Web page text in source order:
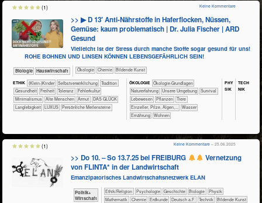
>> ▶ D 13′ Anti-Nährstoffe in Haferflocken, Nüssen,
Gemüse: kaum problematisch | Dr. Julia Fischer | ARD
Gesund
Vielleicht ist der Stress durch manche Stoffe sogar gesund für uns!
ROHE BOHNEN UND LINSEN KÖNNEN LEBENSGEFÄHRLICH SEIN!
​​​​​​Biologie ​Haus­wirtschaft ​​​​​​​​Ökologie ​​​​​Chemie Bildende Kunst
ETHIK (Klein-)Kinder ​​​​​​​​​​​​​​​​​​​​​​​​​​​​​​​​​​​​​​​​Selbst­verwirklichung
​​​​​​​​​​​Tradition
​​​​​​Gesundheit
​​​Freiheit ​​​Toleranz
​​Fehlerkultur
​​Minimalismus
Alte Menschen Armut
DAS GLÜCK
Langlebigkeit
LUXUS Persönliche Meilensteine
ÖKO​LOGIE ​​​​​​​​​​​​​​​​Ökologie-Grundlagen
​​​​​​​​​​​​​Naturerfahrung
​​​​​​​​​​​​​Unsere Umgebung
​​​​​​​​​​​​Survival
​​​​​​​​​Lebewesen
​​​​​​​​​Pflanzen
​​​​​​​​Tiere
​​​​​​​Einzeller, Pilze, Algen,...
​​​​​​Wasser
​​​​Ernährung
​​​​Wohnen
PHY​
SIK
TECH​
NIK
Keine Kommentare
(1)
>> Do 10. – So 13.7.25 bei FREIBURG
Vernetzung
von FLINTA* in der Landwirtschaft
Emanzipatorisches Landwirtschaftsnetzwerk ELAN
​​​​​​​​​Politik+​
Wirtschaft
​​​​​​​​​​Ethik/​Religion ​​​​​​​​​​Psychologie ​​​​​​​​Geschichte ​​​​​​​Biologie
​​​​​​​Physik
​​​​​​Mathematik
​​​​​Chemie ​​​​​Erdkunde ​​​Deutsch a.F. ​Technik Bildende Kunst
Keine Kommentare – 25.06.2025
(1)